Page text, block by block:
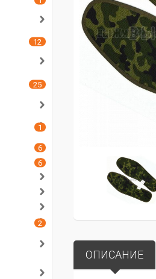
ОПИСАНИЕ
12
25
1
6
6
2